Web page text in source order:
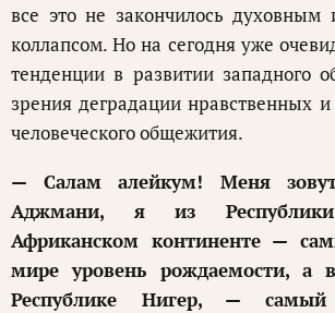
все это не закончилось духовным
коллапсом. Но на сегодня уже
тенденции в развитии западного
зрения деградации нравственных
человеческого общежития.
— Салам алейкум! Меня
Аджмани, я из
Африканском континенте —
мире уровень рождаемости, а
Республике Нигер, —